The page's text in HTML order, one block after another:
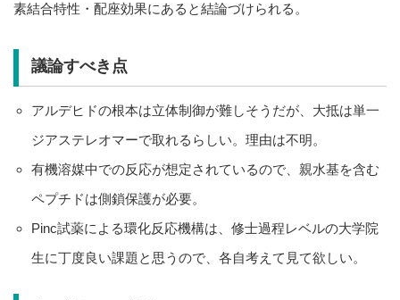
素結合特性・配座効果にある と結論づけられる。
議論すべき点
アルデヒドの根本は立体制御が難しそうだが、大抵は単一
ジアステレオマーで取れるらしい。理由は不明。
有機溶媒中での反応が想定されているので、親水基を含む
ペプチドは側鎖保護が必要。
Pinc試薬による環化反応機構は、修士過程レベルの大学院
生に丁度良い課題と思うので、各自考えて見て欲しい。